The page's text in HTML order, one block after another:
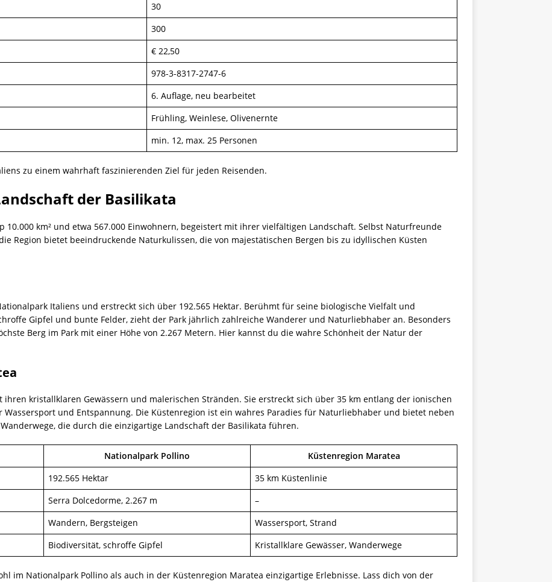
30
300
€ 22,50
978-3-8317-2747-6
6. Auflage, neu bearbeitet
Frühling, Weinlese, Olivenernte
min. 12, max. 25 Personen
zu einem wahrhaft faszinierenden Ziel für jeden Reisenden.
der Basilikata
10.000 km² und etwa 567.000 Einwohnern, begeistert mit ihrer vielfältigen Landschaft. Selbst Naturfreunde
Region bietet beeindruckende Naturkulissen, die von majestätischen Bergen bis zu idyllischen Küsten
Italiens und erstreckt sich über 192.565 Hektar. Berühmt für seine biologische Vielfalt und
Gipfel und bunte Felder, zieht der Park jährlich zahlreiche Wanderer und Naturliebhaber an. Besonders
Berg im Park mit einer Höhe von 2.267 Metern. Hier kannst du die wahre Schönheit der Natur der
kristallklaren Gewässern und malerischen Stränden. Sie erstreckt sich über 35 km entlang der ionischen
und Entspannung. Die Küstenregion ist ein wahres Paradies für Naturliebhaber und bietet neben
die durch die einzigartige Landschaft der Basilikata führen.
Nationalpark Pollino
Küstenregion Maratea
192.565 Hektar
35 km Küstenlinie
Serra Dolcedorme, 2.267 m
–
Wandern, Bergsteigen
Wassersport, Strand
Biodiversität, schroffe Gipfel Kristallklare Gewässer, Wanderwege
im Nationalpark Pollino als auch in der Küstenregion Maratea einzigartige Erlebnisse. Lass dich von der